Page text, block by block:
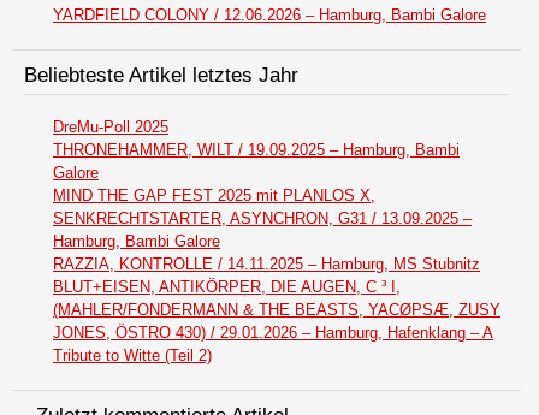
YARDFIELD COLONY / 12.06.2026 – Hamburg, Bambi Galore
Beliebteste Artikel letztes Jahr
DreMu-Poll 2025
THRONEHAMMER, WILT / 19.09.2025 – Hamburg, Bambi
Galore
MIND THE GAP FEST 2025 mit PLANLOS X,
SENKRECHTSTARTER, ASYNCHRON, G31 / 13.09.2025 –
Hamburg, Bambi Galore
RAZZIA, KONTROLLE / 14.11.2025 – Hamburg, MS Stubnitz
BLUT+EISEN, ANTIKÖRPER, DIE AUGEN, C ³ I,
(MAHLER/FONDERMANN & THE BEASTS, YACØPSÆ, ZUSY
JONES, ÖSTRO 430) / 29.01.2026 – Hamburg, Hafenklang – A
Tribute to Witte (Teil 2)